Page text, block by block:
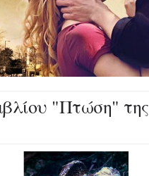
"Πτώση" της